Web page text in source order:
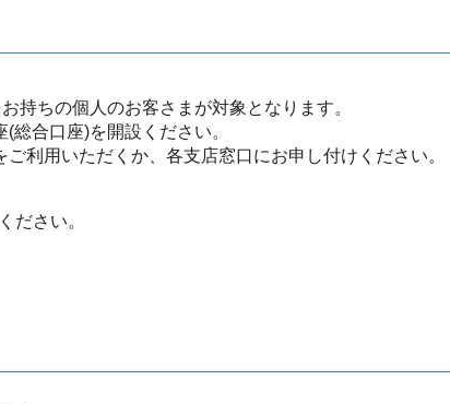
持ちの個人のお客さまが対象となります。
総合口座)を開設ください。
利用いただくか、各支店窓口にお申し付けください。
ださい。